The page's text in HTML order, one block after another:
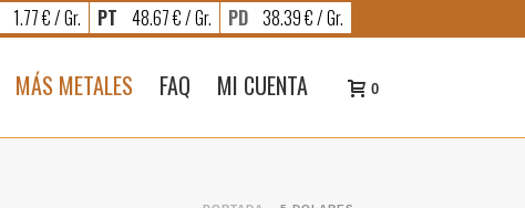
1.77 € / Gr. PT 48.67 € / Gr. PD 38.39 € / Gr.
MÁS METALES FAQ MI CUENTA 0